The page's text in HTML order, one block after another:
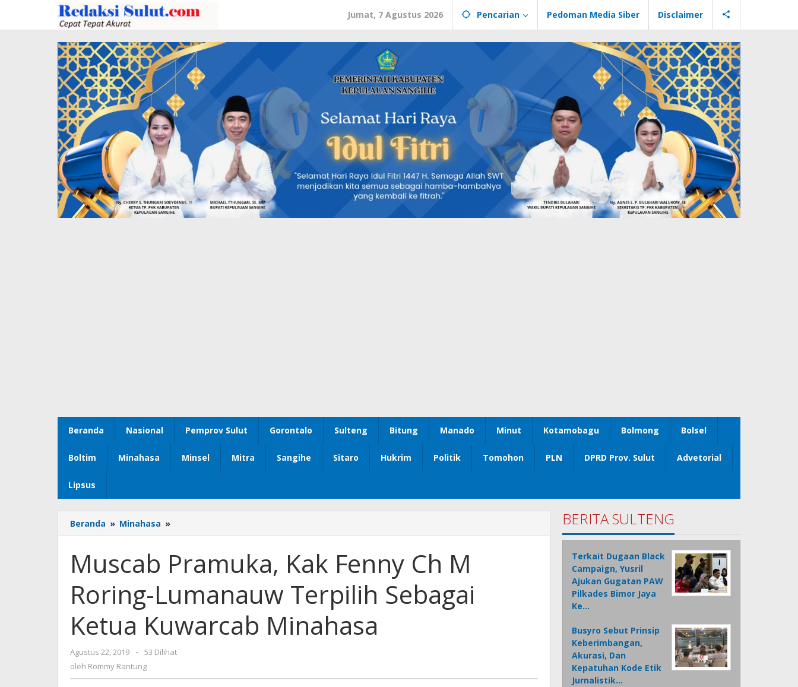
konten
Jumat, 7 Agustus 2026 Pencarian Pedoman Media Siber Disclaimer
Beranda Nasional Pemprov Sulut Gorontalo Sulteng Bitung Manado Minut Kotamobagu Bolmong Bolsel
Boltim Minahasa Minsel Mitra Sangihe Sitaro Hukrim Politik Tomohon PLN DPRD Prov. Sulut Advetorial
Lipsus
Beranda » Minahasa »
Pramuka,
Fenny
Roring-
Terpilih
Sebagai
Ketua
Muscab Pramuka, Kak Fenny Ch M
Roring-Lumanauw Terpilih Sebagai
Ketua Kuwarcab Minahasa
Agustus 22, 2019
oleh
Rommy
Rantung
-
53 Dilihat
oleh Rommy Rantung
BERITA SULTENG
Terkait Dugaan Black
Campaign, Yusril
Ajukan Gugatan PAW
Pilkades Bimor Jaya
Ke…
Busyro Sebut Prinsip
Keberimbangan,
Akurasi, Dan
Kepatuhan Kode Etik
Jurnalistik…